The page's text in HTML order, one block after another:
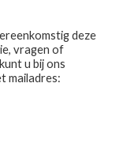
deze
vragen of
u bij ons
mailadres: